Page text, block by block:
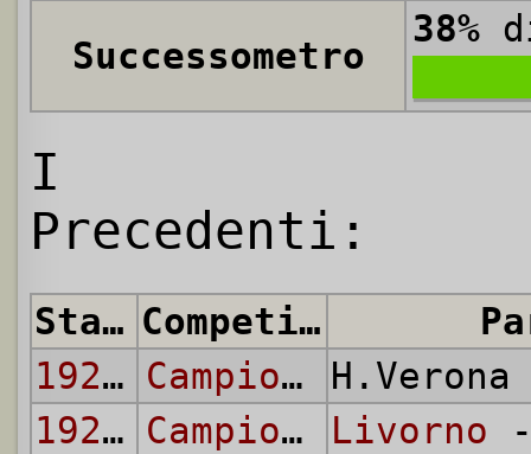
Successometro
38%
I
Precedenti:
Stagione Competizione
1921/22
Campionato CCI
1921/22
Campionato CCI Livorno